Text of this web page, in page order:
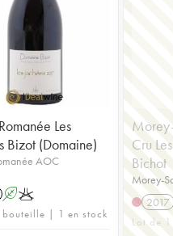
Les
Bizot (Domaine)
AOC
AK
bouteille | 1 en stock
Cru
Bichot
Morey-
2017
Lot de